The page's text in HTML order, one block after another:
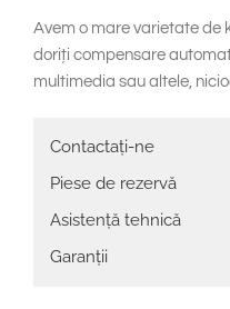
Avem o mare varietate de
doriți compensare
multimedia sau altele,
Main
navigation
Contactați-ne
Piese de rezervă
Asistență tehnică
Garanții